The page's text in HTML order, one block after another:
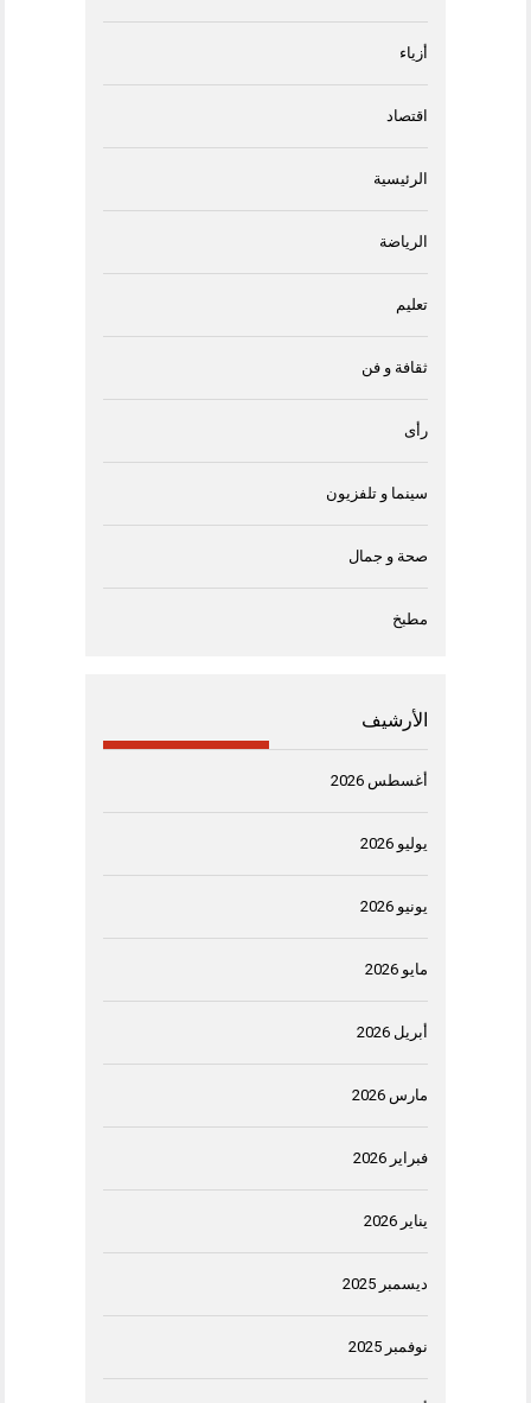
أزياء
اقتصاد
الرئيسية
الرياضة
تعليم
ثقافة و فن
رأى
سينما و تلفزيون
صحة و جمال
مطبخ
الأرشيف
أغسطس 2026
يوليو 2026
يونيو 2026
مايو 2026
أبريل 2026
مارس 2026
فبراير 2026
يناير 2026
ديسمبر 2025
نوفمبر 2025